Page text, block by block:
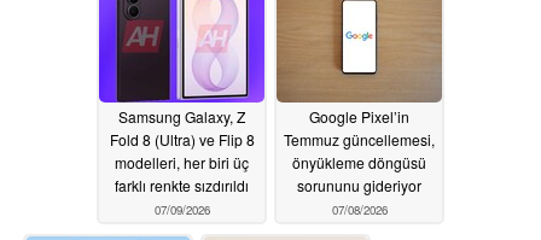
Samsung Galaxy, Z
Fold 8 (Ultra) ve Flip 8
modelleri, her biri üç
farklı renkte sızdırıldı
07/09/2026
Google Pixel’in
Temmuz güncellemesi,
önyükleme döngüsü
sorununu gideriyor
07/08/2026